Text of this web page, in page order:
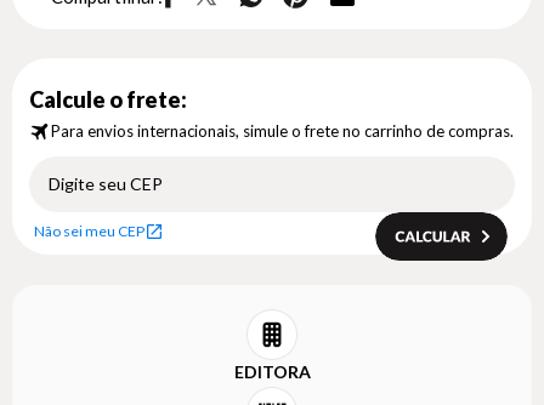
Calcule o frete:
Para envios internacionais, simule o frete no carrinho de compras.
Não sei meu CEP
EDITORA